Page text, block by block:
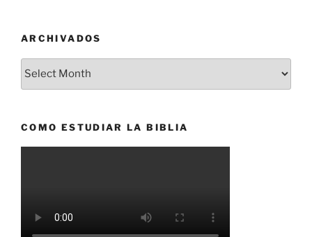
ARCHIVADOS
Archivados
COMO ESTUDIAR LA BIBLIA